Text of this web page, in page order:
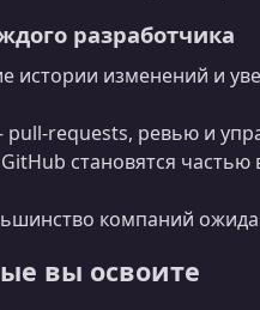
разработчика
истории изменений и
ревью и
становятся
компаний
вы освоите